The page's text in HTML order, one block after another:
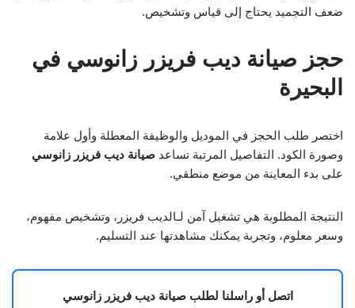
ضعف التجميد يحتاج إلى قياس وتشخيص.
حجز صيانة ديب فريزر زانوسي في
البحيرة
اختصر طلب الحجز في الموديل والوظيفة المعطلة وأول علامة
وصورة الكود. التفاصيل المرتبة تساعد صيانة ديب فريزر زانوسي
على بدء المعاينة من موضع منطقي.
النتيجة المطلوبة هي تشغيل آمن لـالديب فريزر، وتشخيص مفهوم،
وسعر معلوم، وتجربة يمكنك مشاهدتها عند التسليم.
اتصل أو راسلنا لطلب صيانة ديب فريزر زانوسي